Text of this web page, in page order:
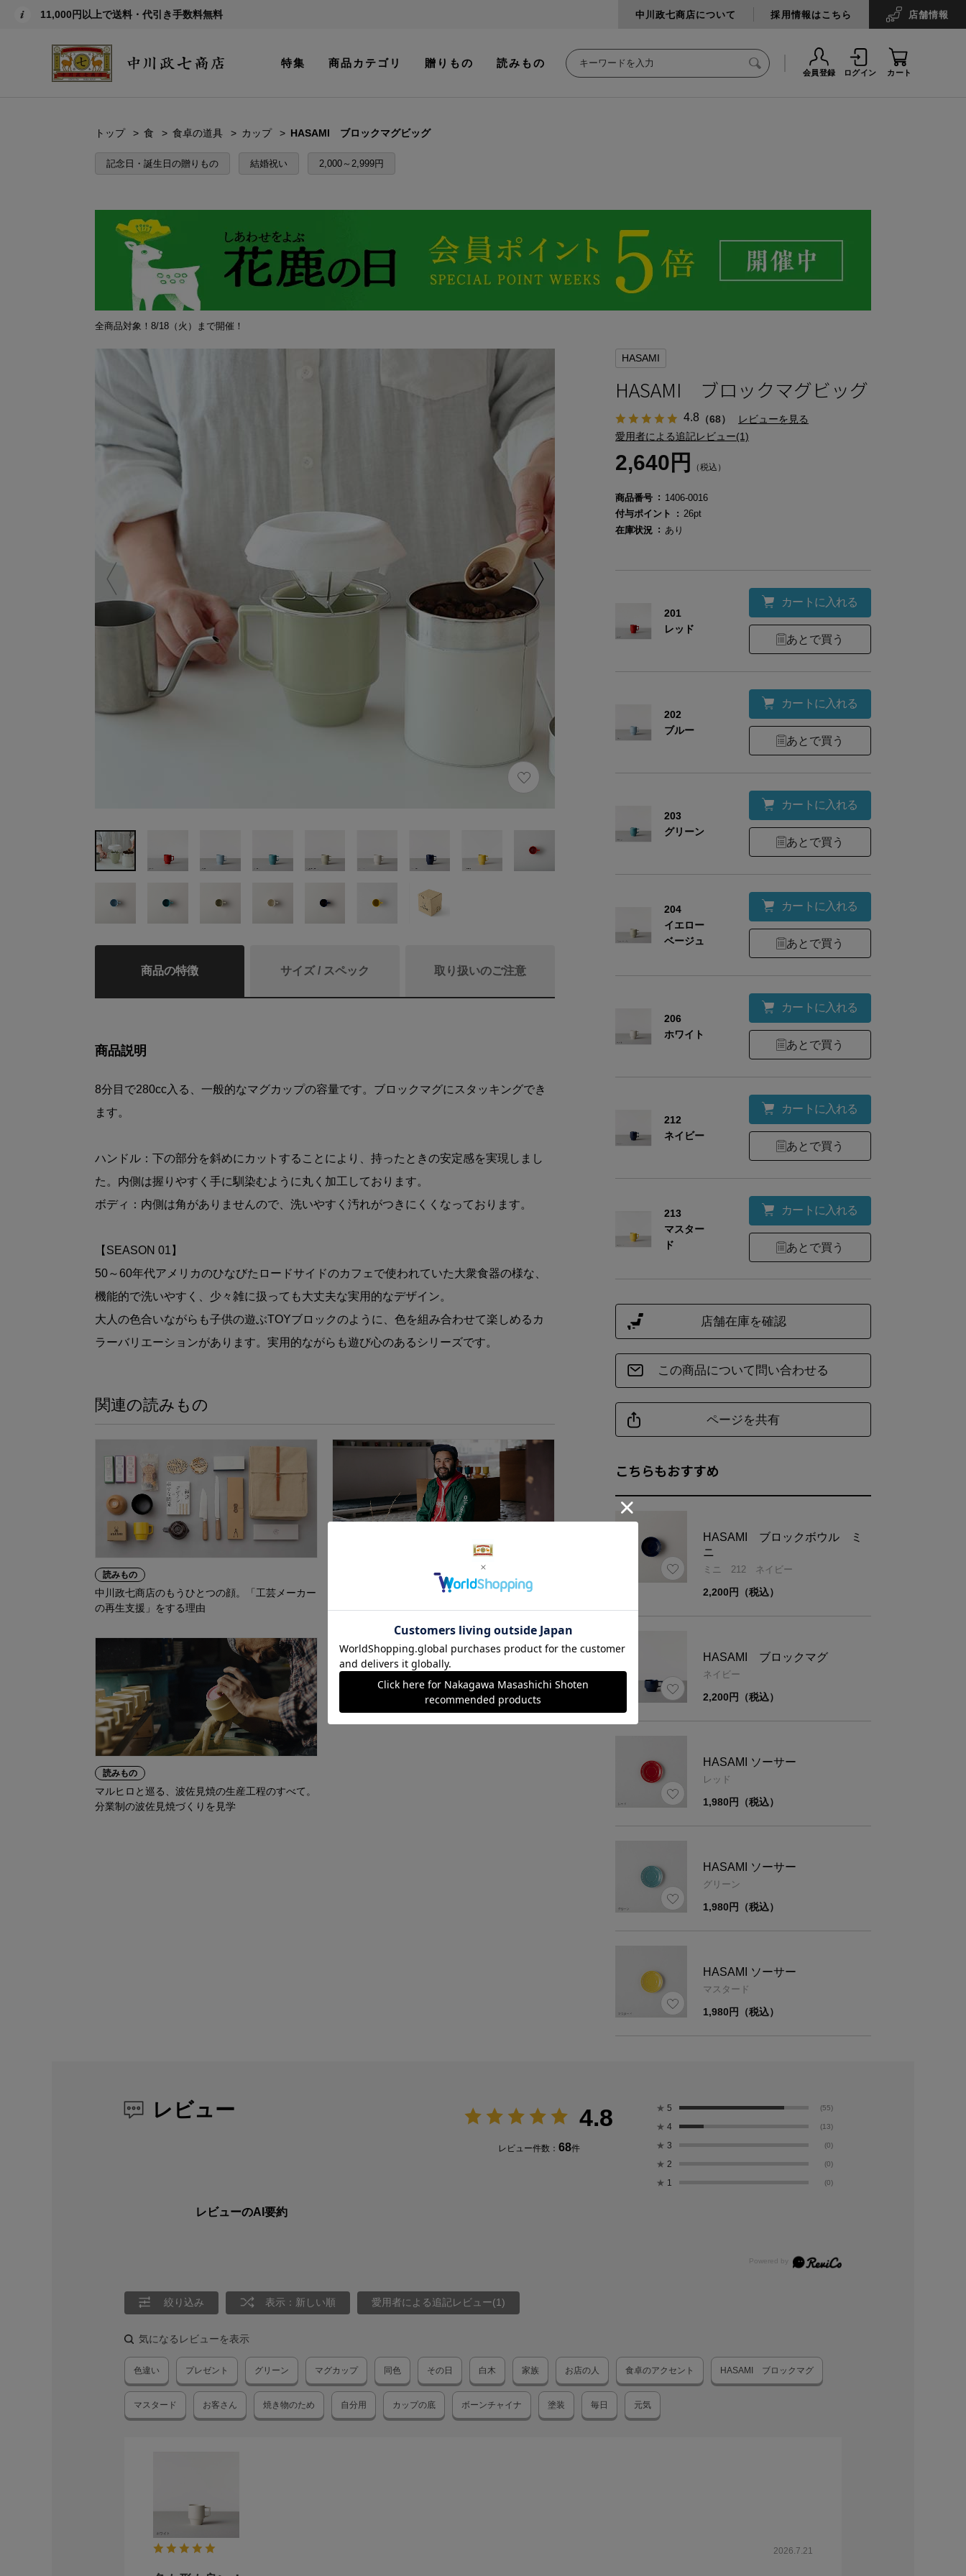
11,000円以上で送料・代引き手数料無料 中川政七商店について 採用情報はこちら 店舗情報
特集 商品カテゴリ 贈りもの 読みもの
会員登録 ログイン カート
トップ 食 食卓の道具 カップ HASAMI ブロックマグビッグ
記念日・誕生日の贈りもの 結婚祝い 2,000～2,999円
全商品対象！8/18（火）まで開催！
商品の特徴 サイズ / スペック 取り扱いのご注意
商品説明
8分目で280cc入る、一般的なマグカップの容量です。ブロックマグにスタッキングでき
ます。
ハンドル：下の部分を斜めにカットすることにより、持ったときの安定感を実現しまし
た。内側は握りやすく手に馴染むように丸く加工しております。
ボディ：内側は角がありませんので、洗いやすく汚れがつきにくくなっております。
【SEASON 01】
50～60年代アメリカのひなびたロードサイドのカフェで使われていた大衆食器の様な、
機能的で洗いやすく、少々雑に扱っても大丈夫な実用的なデザイン。
大人の色合いながらも子供の遊ぶTOYブロックのように、色を組み合わせて楽しめるカ
ラーバリエーションがあります。実用的ながらも遊び心のあるシリーズです。
関連の読みもの
読みもの
中川政七商店のもうひとつの顔。「工芸メーカー
の再生支援」をする理由
波佐見焼 マルヒロの2代目 馬場匡平さんに聞く、
初任給5万円からの10年
読みもの
マルヒロと巡る、波佐見焼の生産工程のすべて。
分業制の波佐見焼づくりを見学
商品リニューアルについてのお知らせ
ご購入いただいた商品がオンラインショップの
異なる場合がございます。中身の商品は同一の
ので、ご了承くださいませ。
サイズ 直径(取っ手含まず)
-
HASAMI
HASAMI ブロックマグビッグ
4.8 （68）
レビューを見る
愛用者による追記レビュー(1)
2,640円 （税込）
商品番号
1406-0016
付与ポイント
26pt
在庫状況
あり
201
レッド
カートに入れる
あとで買う
202
ブルー
カートに入れる
あとで買う
203
グリーン
カートに入れる
あとで買う
204
イエロー
ベージュ
カートに入れる
あとで買う
206
ホワイト
カートに入れる
あとで買う
212
ネイビー
カートに入れる
あとで買う
213
マスター
ド
カートに入れる
あとで買う
こちらもおすすめ
HASAMI ブロックボウル ミ
ニ
ミニ 212 ネイビー
2,200円（税込）
HASAMI ブロックマグ
ネイビー
2,200円（税込）
HASAMI ソーサー
レッド
1,980円（税込）
HASAMI ソーサー
グリーン
1,980円（税込）
HASAMI ソーサー
マスタード
1,980円（税込）
この商品について問い合わせる
ページを共有
店舗在庫を確認
レビュー 4.8
レビュー件数： 68件
★ 5 (55)
★ 4 (13)
★ 3 (0)
★ 2 (0)
★ 1 (0)
レビューのAI要約
絞り込み 表示：新しい順 愛用者による追記レビュー(1)
気になるレビューを表示
色違い プレゼント グリーン マグカップ 同色 その日 白木 家族 お店の人 食卓のアクセント HASAMI ブロックマグ
マスタード お客さん 焼き物のため 自分用 カップの底 ボーンチャイナ 塗装 毎日 元気
2026.7.21